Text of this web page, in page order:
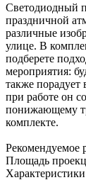
Светодиодный
праздничной
различные
улице. В
подберете
мероприятия:
также
при работе он
понижающему
комплекте.
Рекомендуемое
Площадь